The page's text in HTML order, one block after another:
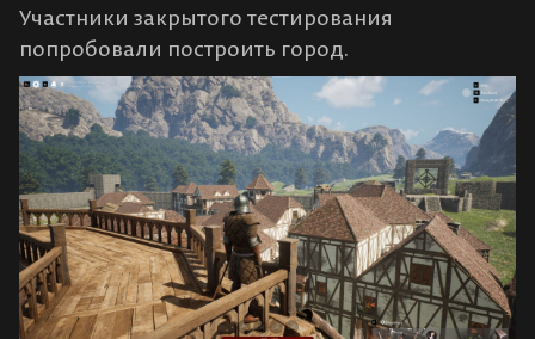
Участники закрытого тестирования
попробовали построить город.